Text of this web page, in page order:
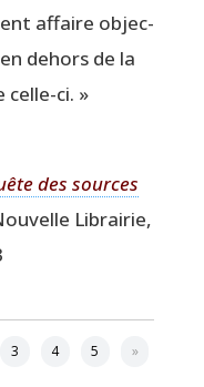
affaire objec­
dehors de la
celle-ci. »
des sources
Librai­rie,
3 4 5 »